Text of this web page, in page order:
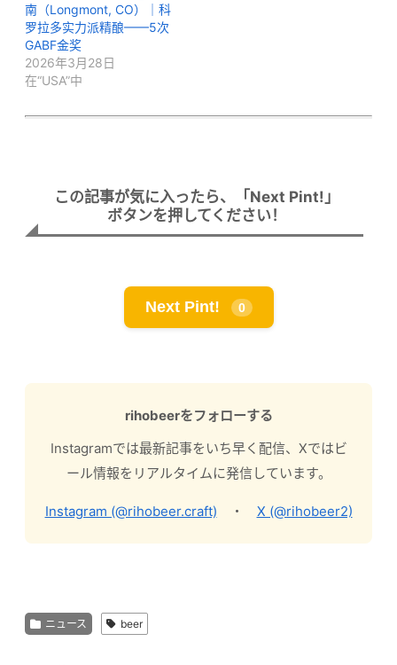
南（Longmont, CO）｜科
罗拉多实力派精酿——5次
GABF金奖
2026年3月28日
在“USA”中
この記事が気に入ったら、「Next Pint!」
ボタンを押してください！
Next Pint! 0
rihobeerをフォローする
Instagramでは最新記事をいち早く配信、Xではビ
ール情報をリアルタイムに発信しています。
Instagram (@rihobeer.craft) ・ X (@rihobeer2)
ニュース beer